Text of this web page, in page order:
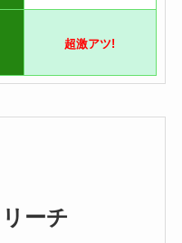
超激アツ!
ーチ